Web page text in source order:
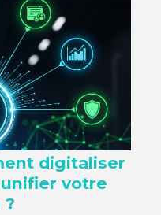
digitaliser
votre
?